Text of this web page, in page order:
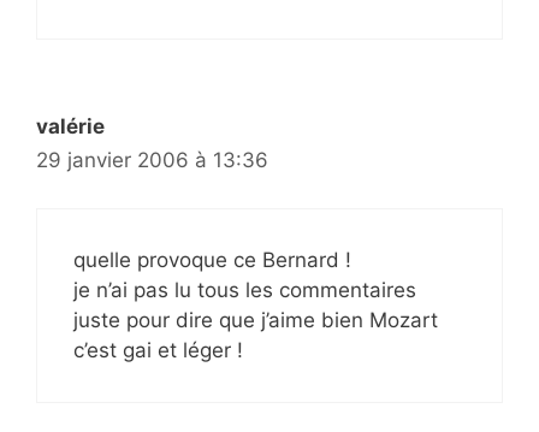
valérie
29 janvier 2006 à 13:36
quelle provoque ce Bernard !
je n’ai pas lu tous les commentaires
juste pour dire que j’aime bien Mozart
c’est gai et léger !